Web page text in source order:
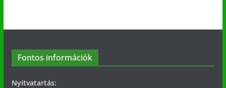
Fontos információk
Nyitvatartás: